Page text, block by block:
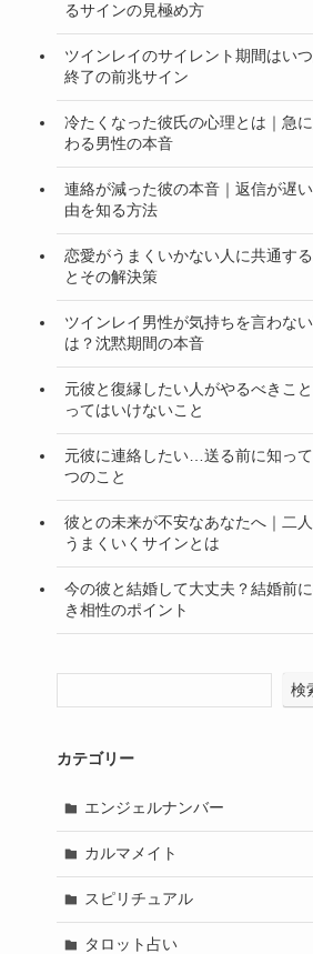
るサインの見極め方
ツインレイのサイレント期間はい
終了の前兆サイン
冷たくなった彼氏の心理とは｜急
わる男性の本音
連絡が減った彼の本音｜返信が遅
由を知る方法
恋愛がうまくいかない人に共通す
とその解決策
ツインレイ男性が気持ちを言わな
は？沈黙期間の本音
元彼と復縁したい人がやるべきこ
ってはいけないこと
元彼に連絡したい…送る前に知っ
つのこと
彼との未来が不安なあなたへ｜二
うまくいくサインとは
今の彼と結婚して大丈夫？結婚前
き相性のポイント
検
カテゴリー
エンジェルナンバー
カルマメイト
スピリチュアル
タロット占い